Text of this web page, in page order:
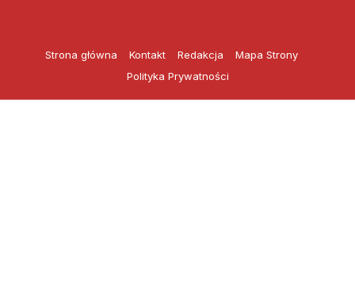
Strona główna Kontakt Redakcja
Mapa Strony
Polityka Prywatności